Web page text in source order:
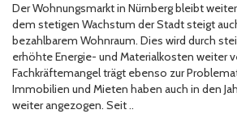
Der Wohnungsmarkt in Nürnberg bleibt
dem stetigen Wachstum der Stadt steigt
bezahlbarem Wohnraum. Dies wird durch
erhöhte Energie- und Materialkosten weiter
Fachkräftemangel trägt ebenso zur
Immobilien und Mieten haben auch in den
weiter angezogen. Seit ..